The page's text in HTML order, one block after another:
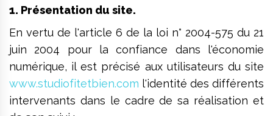
1. Présentation du site.
En vertu de l'article 6 de la loi n° 2004-575 du 21
juin 2004 pour la confiance dans l'économie
numérique, il est précisé aux utilisateurs du site
www.studiofitetbien.com l'identité des différents
intervenants dans le cadre de sa réalisation et